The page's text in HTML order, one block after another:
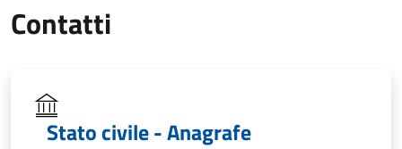
Contatti
Stato civile - Anagrafe